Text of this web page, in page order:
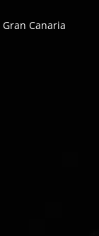
Gran Canaria